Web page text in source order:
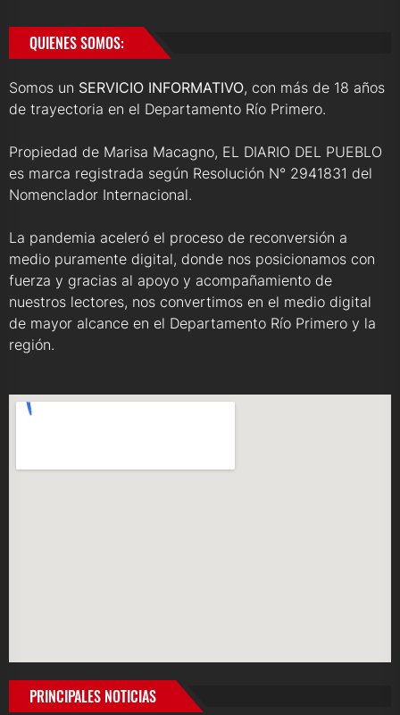
QUIENES SOMOS:
Somos un SERVICIO INFORMATIVO, con más de 18 años
de trayectoria en el Departamento Río Primero.
Propiedad de Marisa Macagno, EL DIARIO DEL PUEBLO
es marca registrada según Resolución N° 2941831 del
Nomenclador Internacional.
La pandemia aceleró el proceso de reconversión a
medio puramente digital, donde nos posicionamos con
fuerza y gracias al apoyo y acompañamiento de
nuestros lectores, nos convertimos en el medio digital
de mayor alcance en el Departamento Río Primero y la
región.
PRINCIPALES NOTICIAS